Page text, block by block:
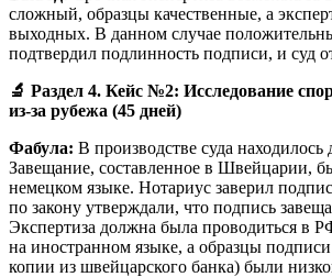
сложный, образцы качественные, а
выходных. В данном случае
подтвердил подлинность подписи, и суд
🔬 Раздел 4. Кейс №2: Исследование
из-за рубежа (45 дней)
Фабула: В производстве суда находилось
Завещание, составленное в Швейцарии,
немецком языке. Нотариус заверил
по закону утверждали, что подпись
Экспертиза должна была проводиться в
на иностранном языке, а образцы подписи
копии из швейцарского банка) были